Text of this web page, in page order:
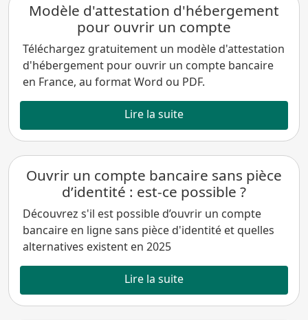
Modèle d'attestation d'hébergement
pour ouvrir un compte
Téléchargez gratuitement un modèle d'attestation
d'hébergement pour ouvrir un compte bancaire
en France, au format Word ou PDF.
Lire la suite
Ouvrir un compte bancaire sans pièce
d’identité : est-ce possible ?
Découvrez s'il est possible d’ouvrir un compte
bancaire en ligne sans pièce d'identité et quelles
alternatives existent en 2025
Lire la suite